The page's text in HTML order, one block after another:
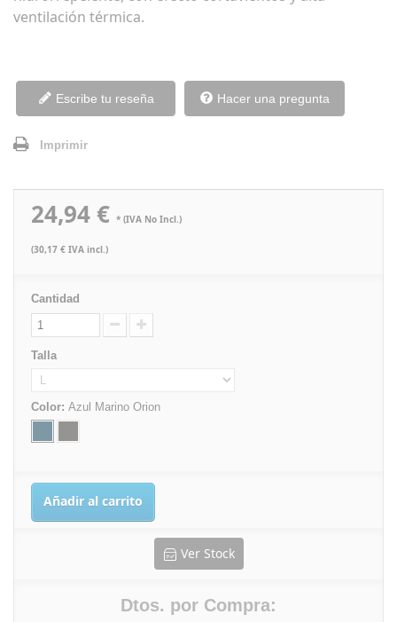
ventilación térmica.
Escribe tu reseña Hacer una pregunta
Imprimir
24,94 € * (IVA No Incl.)
(30,17 € IVA incl.)
Cantidad
Talla
Color: Azul Marino Orion
Añadir al carrito
Ver Stock
Dtos. por Compra: